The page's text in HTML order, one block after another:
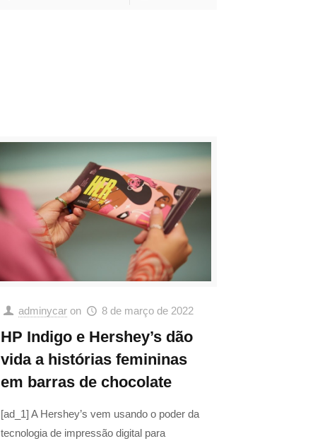
adminycar on 8 de março de 2022
HP Indigo e Hershey’s dão
vida a histórias femininas
em barras de chocolate
[ad_1] A Hershey’s vem usando o poder da
tecnologia de impressão digital para